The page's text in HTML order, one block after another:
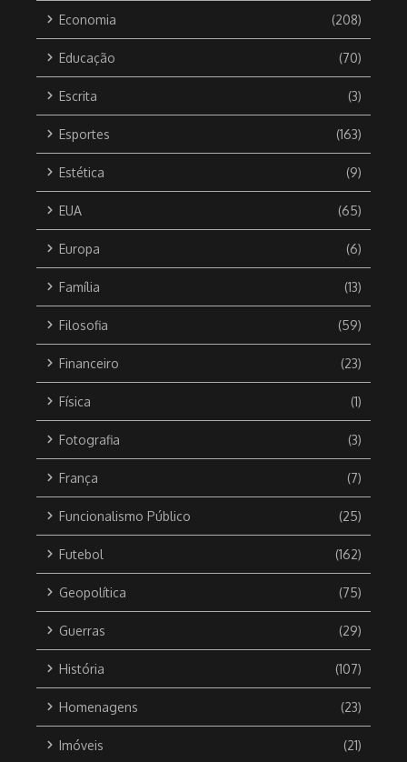
Economia (208)
Educação (70)
Escrita (3)
Esportes (163)
Estética (9)
EUA (65)
Europa (6)
Família (13)
Filosofia (59)
Financeiro (23)
Física (1)
Fotografia (3)
França (7)
Funcionalismo Público (25)
Futebol (162)
Geopolítica (75)
Guerras (29)
História (107)
Homenagens (23)
Imóveis (21)